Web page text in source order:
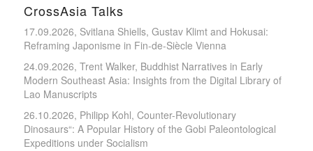
CrossAsia Talks
17.09.2026, Svitlana Shiells, Gustav Klimt and Hokusai:
Reframing Japonisme in Fin-de-Siècle Vienna
24.09.2026, Trent Walker, Buddhist Narratives in Early
Modern Southeast Asia: Insights from the Digital Library of
Lao Manuscripts
26.10.2026, Philipp Kohl, Counter-Revolutionary
Dinosaurs“: A Popular History of the Gobi Paleontological
Expeditions under Socialism